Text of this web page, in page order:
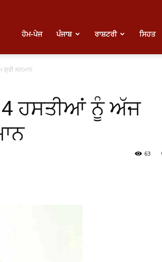
ਹੋਮ-ਪੇਜ ਪੰਜਾਬ ਰਾਸ਼ਟਰੀ ਸਿਹਤ
ਸ਼੍ਰੀ ਸਨਮਾਨ
4 ਹਸਤੀਆਂ ਨੂੰ ਅੱਜ
63